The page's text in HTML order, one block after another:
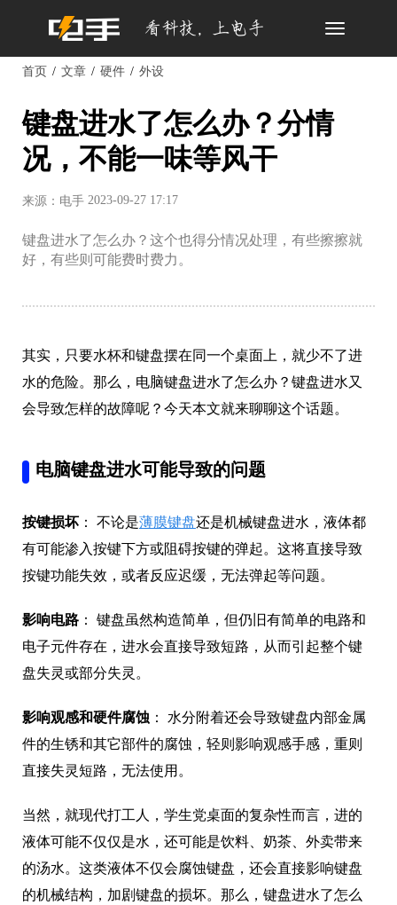
Toggle
首页 文章 硬件 外设
键盘进水了怎么办？分情
况，不能一味等风干
来源：电手 2023-09-27 17:17
键盘进水了怎么办？这个也得分情况处理，有些擦擦就
好，有些则可能费时费力。
其实，只要水杯和键盘摆在同一个桌面上，就少不了进
水的危险。那么，电脑键盘进水了怎么办？键盘进水又
会导致怎样的故障呢？今天本文就来聊聊这个话题。
电脑键盘进水可能导致的问题
按键损坏 ： 不论是薄膜键盘还是机械键盘进水，液体都
有可能渗入按键下方或阻碍按键的弹起。这将直接导致
按键功能失效，或者反应迟缓，无法弹起等问题。
影响电路 ： 键盘虽然构造简单，但仍旧有简单的电路和
电子元件存在，进水会直接导致短路，从而引起整个键
盘失灵或部分失灵。
影响观感和硬件腐蚀 ： 水分附着还会导致键盘内部金属
件的生锈和其它部件的腐蚀，轻则影响观感手感，重则
直接失灵短路，无法使用。
当然，就现代打工人，学生党桌面的复杂性而言，进的
液体可能不仅仅是水，还可能是饮料、奶茶、外卖带来
的汤水。这类液体不仅会腐蚀键盘，还会直接影响键盘
的机械结构，加剧键盘的损坏。那么，键盘进水了怎么